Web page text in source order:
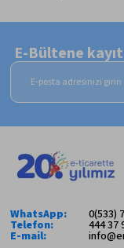
E-Bültene
WhatsApp: 0(533)
Telefon: 444 37
E-mail: